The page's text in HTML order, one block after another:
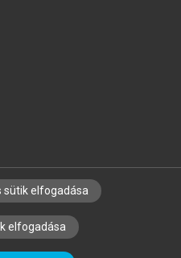
KÖNYVTÁROSOKNAK
ALAPELVEK
sütik elfogadása
elfogadása